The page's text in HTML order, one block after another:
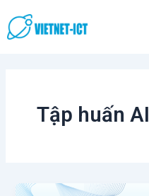
to
content
Tập huấn AI